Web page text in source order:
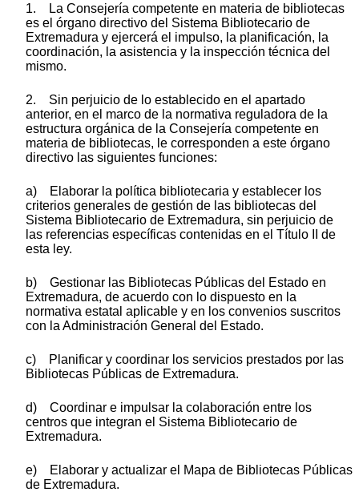
1. La Consejería competente en materia de bibliotecas
es el órgano directivo del Sistema Bibliotecario de
Extremadura y ejercerá el impulso, la planificación, la
coordinación, la asistencia y la inspección técnica del
mismo.
2. Sin perjuicio de lo establecido en el apartado
anterior, en el marco de la normativa reguladora de la
estructura orgánica de la Consejería competente en
materia de bibliotecas, le corresponden a este órgano
directivo las siguientes funciones:
a) Elaborar la política bibliotecaria y establecer los
criterios generales de gestión de las bibliotecas del
Sistema Bibliotecario de Extremadura, sin perjuicio de
las referencias específicas contenidas en el Título II de
esta ley.
b) Gestionar las Bibliotecas Públicas del Estado en
Extremadura, de acuerdo con lo dispuesto en la
normativa estatal aplicable y en los convenios suscritos
con la Administración General del Estado.
c) Planificar y coordinar los servicios prestados por las
Bibliotecas Públicas de Extremadura.
d) Coordinar e impulsar la colaboración entre los
centros que integran el Sistema Bibliotecario de
Extremadura.
e) Elaborar y actualizar el Mapa de Bibliotecas Públicas
de Extremadura.